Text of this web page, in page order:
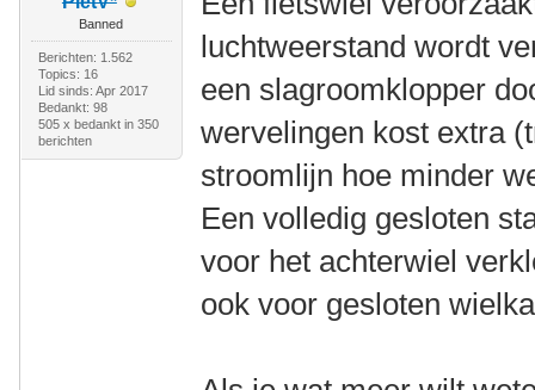
Banned
Berichten: 1.562
Topics: 16
Lid sinds: Apr 2017
Bedankt: 98
505 x bedankt in 350
berichten
luchtweerstand wordt
een slagroomklopper
wervelingen kost extra
stroomlijn hoe minder
Een volledig gesloten
voor het achterwiel
ook voor gesloten